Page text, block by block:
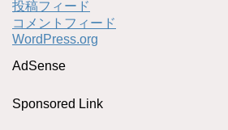
投稿フィード
コメントフィード
WordPress.org
AdSense
Sponsored Link